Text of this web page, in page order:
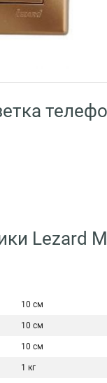
Lezard
10 см
10 см
10 см
1 кг